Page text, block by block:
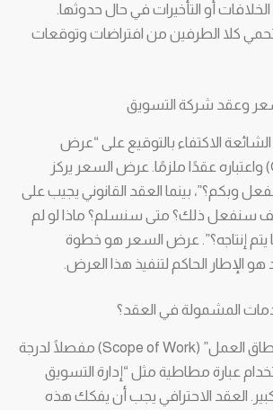
أو التأخيرات في حال حدوثها.
تحمي كلا الطرفين من افتراضات وتوقعات
وعقد شركة التسويق
الشائعة الاكتفاء بالتوقيع على “عرض
السعر” (Quotation) واعتباره عقدًا ملزمًا. عرض السعر يركز
وبكم؟”، بينما العقد القانوني يجيب على
سنفعل ذلك؟ متى سنسلم؟ ماذا لو لم
يتم إنتاجه؟”. عرض السعر هو خطوة
هو الإطار الحاكم لتنفيذ هذا العرض.
المشمولة في العقد؟
يجب أن يكون بند “نطاق العمل” (Scope of Work) مفصلًا لدرجة
عبارة مطاطية مثل “إدارة التسويق
العقد الاحترافي يجب أن يفكك هذه